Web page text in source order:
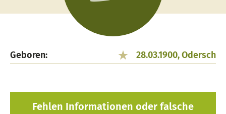
Geboren: 28.03.1900, Odersch
Fehlen Informationen oder falsche